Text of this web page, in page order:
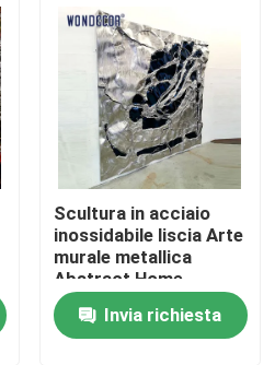
Scultura in acciaio
inossidabile liscia Arte
murale metallica
Abstract Home
Decoration
personalizzato
Invia richiesta